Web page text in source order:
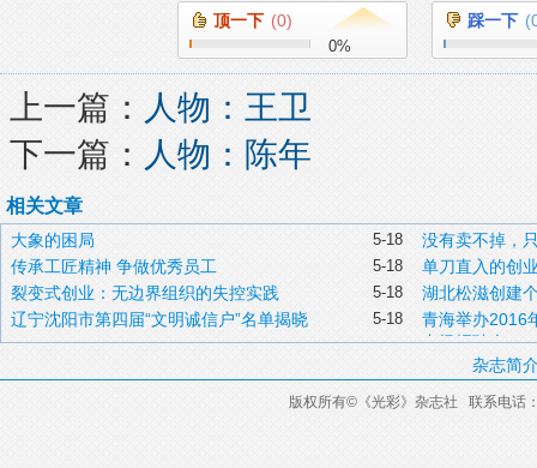
顶一下 (0)
0%
踩一下 (
上一篇： 人物：王卫
下一篇： 人物：陈年
相关文章
5-18
大象的困局 没有卖不掉，
5-18
传承工匠精神 争做优秀员工 单刀直入的创
5-18
裂变式创业：无边界组织的失控实践 湖北松滋创建
5-18
辽宁沈阳市第四届“文明诚信户”名单揭晓 青海举办2016
专场招聘会
杂志简
版权所有© 《光彩》杂志社 联系电话